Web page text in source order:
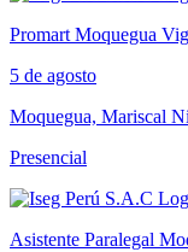
Promart Moquegua
5 de agosto
Moquegua, Mariscal
Presencial
Asistente Paralegal